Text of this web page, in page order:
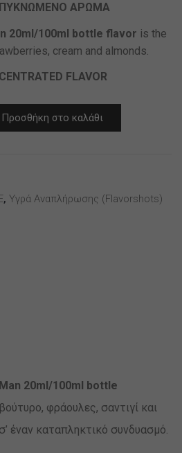
ΑΡΩΜΑ
20ml/100ml bottle flavor is the
cream and almonds.
FLAVOR
Προσθήκη στο καλάθι
, Υγρά Αναπλήρωσης (flavorshots)
20ml/100ml bottle
φράουλες, σαντιγί και
έναν καταπληκτικό συνδυασμό.